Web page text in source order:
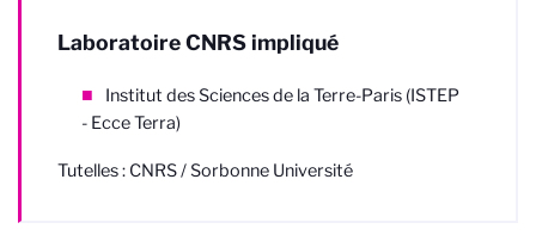
Laboratoire CNRS impliqué
Institut des Sciences de la Terre-Paris (ISTEP
- Ecce Terra)
Tutelles : CNRS / Sorbonne Université